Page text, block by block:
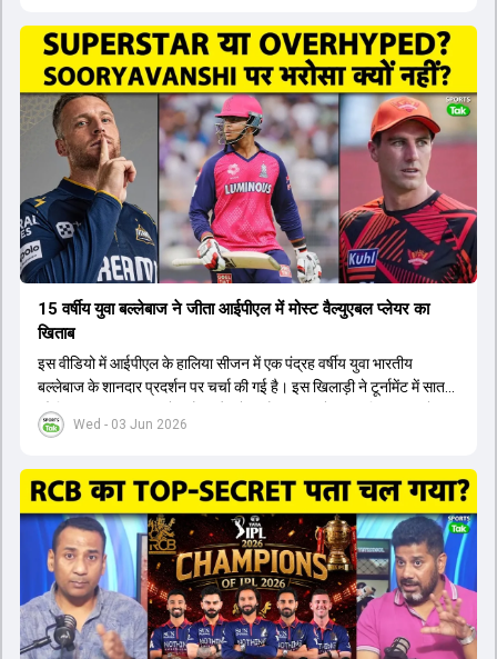
पटेल इस रेस में काफी पीछे हैं, जबकि संजू सैमसन और रजत पाटीदार कप्तानी की
दौड़ से बाहर हैं। आगामी सीरीज के लिए वैभव सूर्यवंशी को तीसरे ओपनर के तौर पर
टीम में शामिल किया जाएगा, जबकि अभिषेक शर्मा और संजू सैमसन पहली पसंद
होंगे। इसके अलावा नीतीश रेड्डी को बतौर ऑलराउंडर ज्यादा मौके मिलेंगे। अजीत
अगरकर की अगुवाई वाली चयन समिति और कोच गौतम गंभीर आगामी टी20 वर्ल्ड
कप और 2028 ओलंपिक के लिए लंबी अवधि का विजन लेकर चल रहे हैं।
Wed - 03 Jun 2026
15 वर्षीय युवा बल्लेबाज ने जीता आईपीएल में मोस्ट वैल्युएबल प्लेयर का
खिताब
इस वीडियो में आईपीएल के हालिया सीजन में एक पंद्रह वर्षीय युवा भारतीय
बल्लेबाज के शानदार प्रदर्शन पर चर्चा की गई है। इस खिलाड़ी ने टूर्नामेंट में सात
सौ छिहत्तर रन बनाकर ऑरेंज कैप और मोस्ट वैल्युएबल प्लेयर का खिताब अपने नाम
किया है। वीडियो में बताया गया है कि ऑस्ट्रेलियाई टीम के वर्तमान कप्तान और
ऑस्ट्रेलियाई कप्तान के अनुसार, शुरुआत में लोगों को इस खिलाड़ी के प्रदर्शन पर
संदेह था, लेकिन अब उसने खुद को एक बेहतरीन बल्लेबाज साबित कर दिया है जो
गेंद को बाउंड्री के काफी पार मारने की क्षमता रखता है। वहीं, इंग्लैंड के पूर्व कप्तान
ने कहा कि टूर्नामेंट जीतने वाली टीम के अलावा इस सीजन की सबसे बड़ी बात इस
युवा खिलाड़ी का प्रदर्शन रहा है, जिसे देखने के लिए स्टेडियम में भारी भीड़ उमड़ती
थी। शानदार प्रदर्शन के बाद इस युवा खिलाड़ी को श्रीलंका में होने वाली
त्रिकोणीय सीरीज के लिए इंडिया ए टीम में भी शामिल कर लिया गया है।